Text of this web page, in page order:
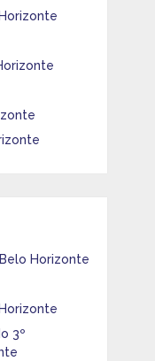
Horizonte
3º